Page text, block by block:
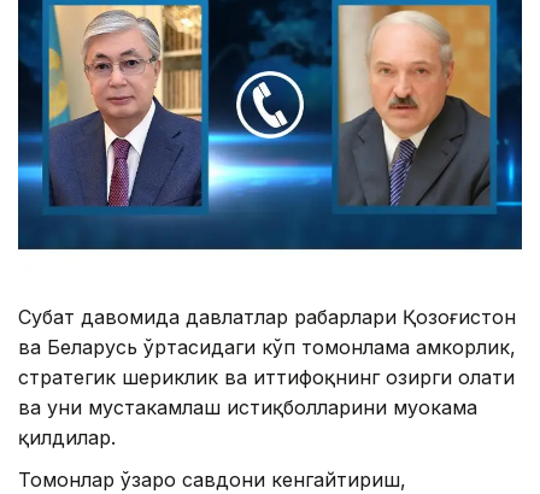
Суҳбат давомида давлатлар раҳбарлари Қозоғистон
ва Беларусь ўртасидаги кўп томонлама ҳамкорлик,
стратегик шериклик ва иттифоқнинг ҳозирги ҳолати
ва уни мустаҳкамлаш истиқболларини муҳокама
қилдилар.
Томонлар ўзаро савдони кенгайтириш,